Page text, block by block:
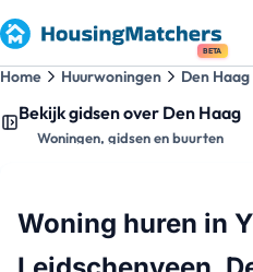
BETA
Home Huurwoningen Den Haag
Bekijk gidsen over Den Haag
Woningen, gidsen en buurten
Woning huren in